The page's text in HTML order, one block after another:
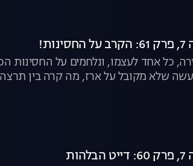
כל אחד לעצמו, ונלחמים על
שלא מקובל על ארז, מה קרה בין